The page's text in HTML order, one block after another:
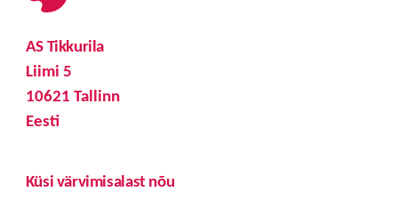
AS Tikkurila
Liimi 5
10621 Tallinn
Eesti
Küsi värvimisalast nõu